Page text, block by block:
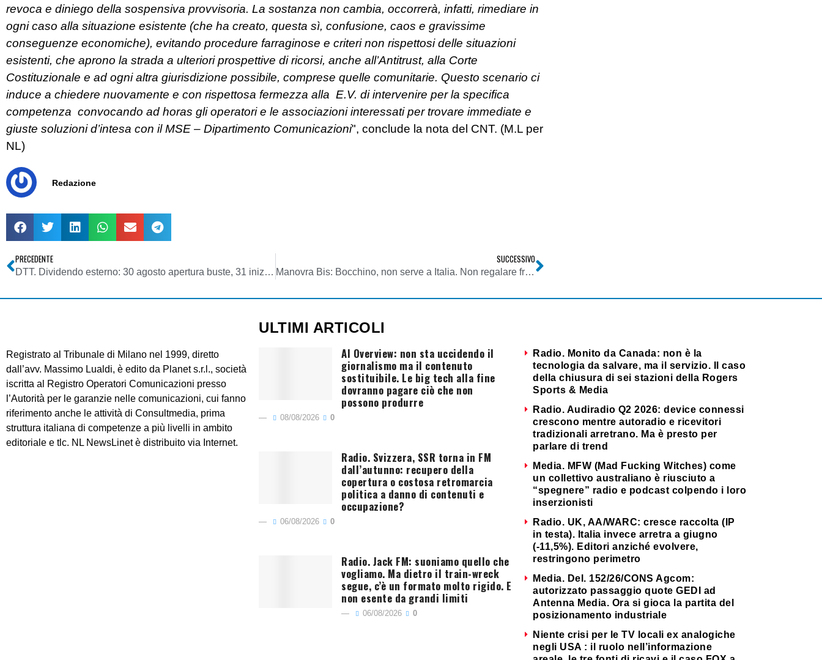
revoca e diniego della sospensiva provvisoria. La sostanza non cambia, occorrerà, infatti, rimediare in
ogni caso alla situazione esistente (che ha creato, questa sì, confusione, caos e gravissime
conseguenze economiche), evitando procedure farraginose e criteri non rispettosi delle situazioni
esistenti, che aprono la strada a ulteriori prospettive di ricorsi, anche all’Antitrust, alla Corte
Costituzionale e ad ogni altra giurisdizione possibile, comprese quelle comunitarie. Questo scenario ci
induce a chiedere nuovamente e con rispettosa fermezza alla E.V. di intervenire per la specifica
competenza convocando ad horas gli operatori e le associazioni interessati per trovare immediate e
giuste soluzioni d’intesa con il MSE – Dipartimento Comunicazioni", conclude la nota del CNT. (M.L per
NL)
Redazione
PRECEDENTE
DTT. Dividendo esterno: 30 agosto apertura buste, 31 inizio asta
SUCCESSIVO
Manovra Bis: Bocchino, non serve a Italia. Non regalare frequenze tv
Registrato al Tribunale di Milano nel 1999, diretto
dall’avv. Massimo Lualdi, è edito da Planet s.r.l., società
iscritta al Registro Operatori Comunicazioni presso
l’Autorità per le garanzie nelle comunicazioni, cui fanno
riferimento anche le attività di Consultmedia, prima
struttura italiana di competenze a più livelli in ambito
editoriale e tlc. NL NewsLinet è distribuito via Internet.
ULTIMI ARTICOLI
AI Overview: non sta uccidendo il
giornalismo ma il contenuto
sostituibile. Le big tech alla fine
dovranno pagare ciò che non
possono produrre
08/08/2026 0
Radio. Svizzera, SSR torna in FM
dall’autunno: recupero della
copertura o costosa retromarcia
politica a danno di contenuti e
occupazione?
06/08/2026 0
Radio. Jack FM: suoniamo quello che
vogliamo. Ma dietro il train-wreck
segue, c’è un formato molto rigido. E
non esente da grandi limiti
06/08/2026 0
Radio. Monito da Canada: non è la
tecnologia da salvare, ma il servizio. Il caso
della chiusura di sei stazioni della Rogers
Sports & Media
Radio. Audiradio Q2 2026: device connessi
crescono mentre autoradio e ricevitori
tradizionali arretrano. Ma è presto per
parlare di trend
Media. MFW (Mad Fucking Witches) come
un collettivo australiano è riusciuto a
“spegnere” radio e podcast colpendo i loro
inserzionisti
Radio. UK, AA/WARC: cresce raccolta (IP
in testa). Italia invece arretra a giugno
(-11,5%). Editori anziché evolvere,
restringono perimetro
Media. Del. 152/26/CONS Agcom:
autorizzato passaggio quote GEDI ad
Antenna Media. Ora si gioca la partita del
posizionamento industriale
Niente crisi per le TV locali ex analogiche
negli USA : il ruolo nell’informazione